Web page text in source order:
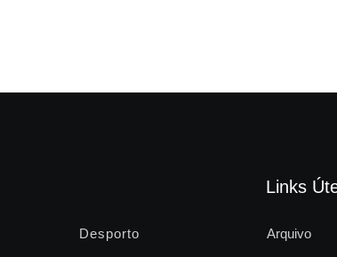
Desporto
Links
Arquivo